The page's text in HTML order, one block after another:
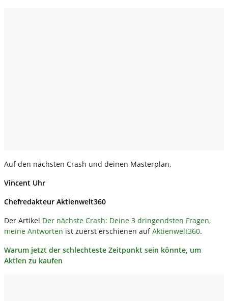
Auf den nächsten Crash und deinen Masterplan,
Vincent Uhr
Chefredakteur Aktienwelt360
Der Artikel Der nächste Crash: Deine 3 dringendsten Fragen,
meine Antworten ist zuerst erschienen aufAktienwelt360.
Warum jetzt der schlechteste Zeitpunkt sein könnte, um
Aktien zu kaufen